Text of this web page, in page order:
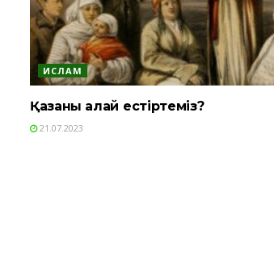
ИСЛАМ
Қазаны қалай естіртеміз?
21.07.2023